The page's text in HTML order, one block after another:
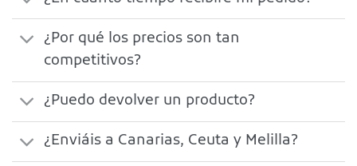
¿Por qué los precios son tan
competitivos?
¿Puedo devolver un producto?
¿Enviáis a Canarias, Ceuta y Melilla?